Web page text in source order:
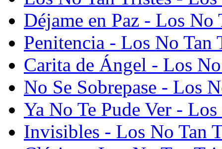
Déjame en Paz - Los No
Penitencia - Los No Tan
Carita de Ángel - Los
No Se Sobrepase - Los
Ya No Te Pude Ver -
Invisibles - Los No Tan